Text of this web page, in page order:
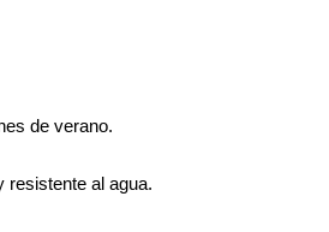
de verano.
resistente al agua.